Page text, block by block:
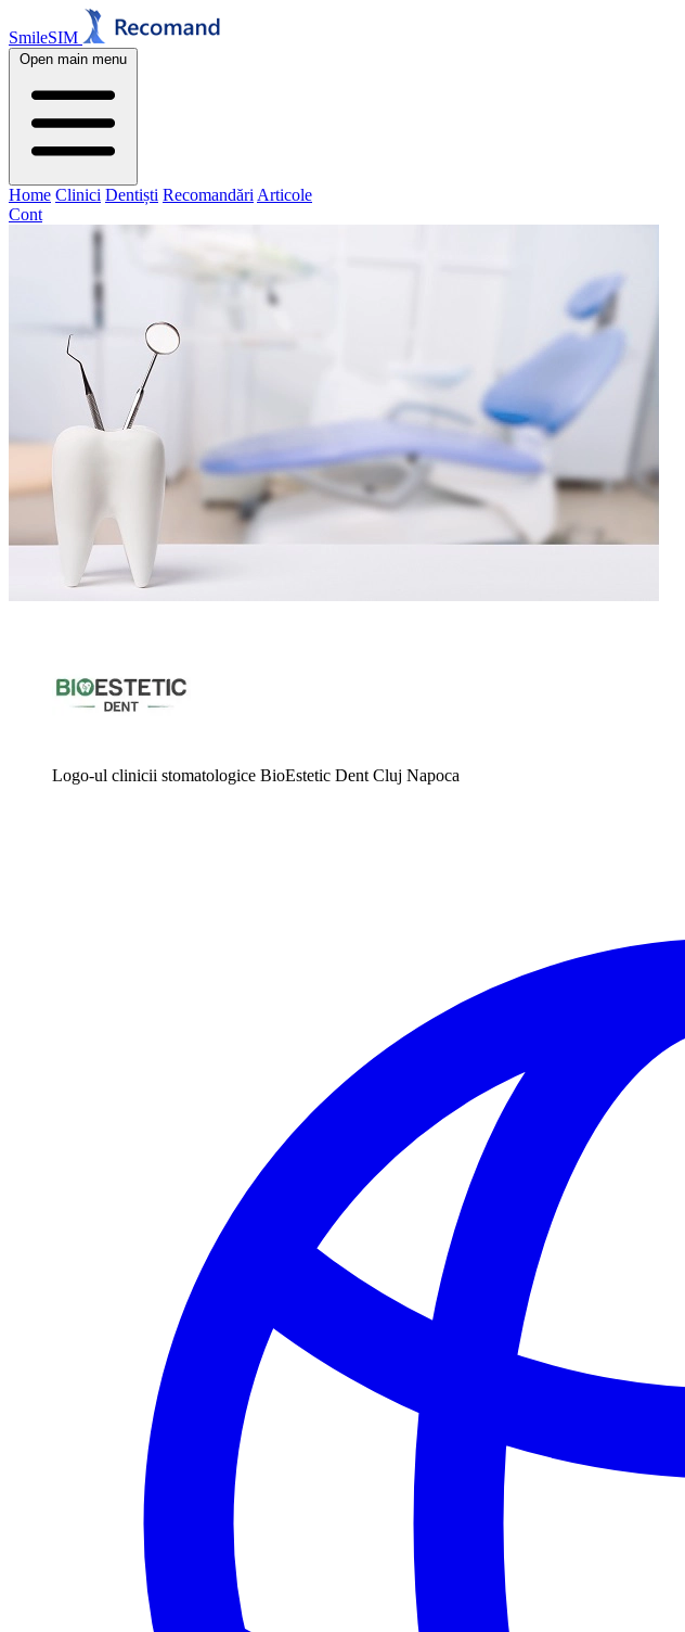
SmileSIM
Open main menu
Home Clinici Dentiști Recomandări Articole
Cont
Logo-ul clinicii stomatologice BioEstetic Dent Cluj Napoca